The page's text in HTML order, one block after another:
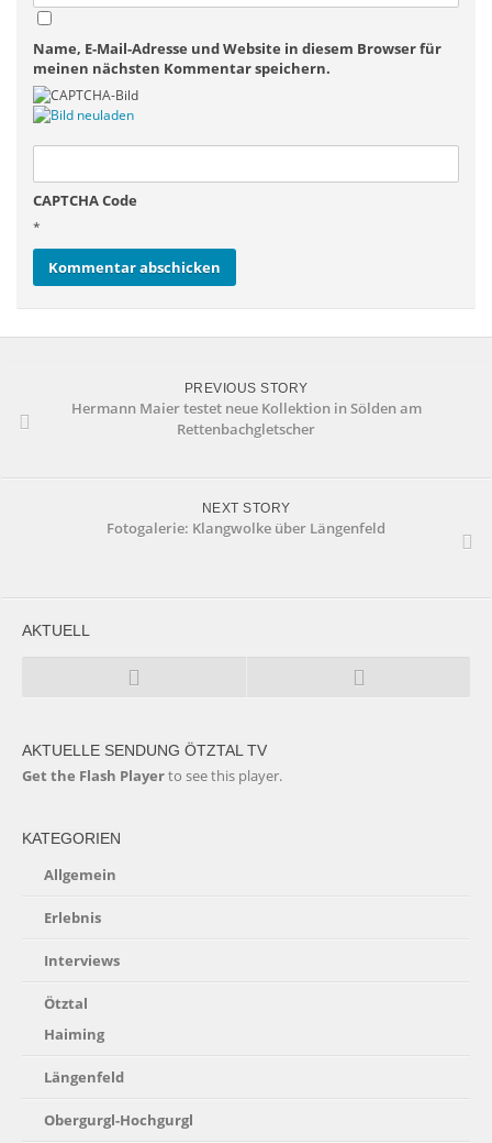
Name, E-Mail-Adresse und Website in diesem Browser für
meinen nächsten Kommentar speichern.
CAPTCHA Code
*
PREVIOUS STORY
Hermann Maier testet neue Kollektion in Sölden am
Rettenbachgletscher
NEXT STORY
Fotogalerie: Klangwolke über Längenfeld
AKTUELL
AKTUELLE SENDUNG ÖTZTAL TV
Get the Flash Playerto see this player.
KATEGORIEN
Allgemein
Erlebnis
Interviews
Ötztal
Haiming
Längenfeld
Obergurgl-Hochgurgl